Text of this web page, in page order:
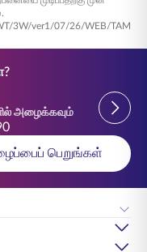
3W/ver1/07/26/WEB/TAM
அழைக்கவும்
பெறுங்கள்